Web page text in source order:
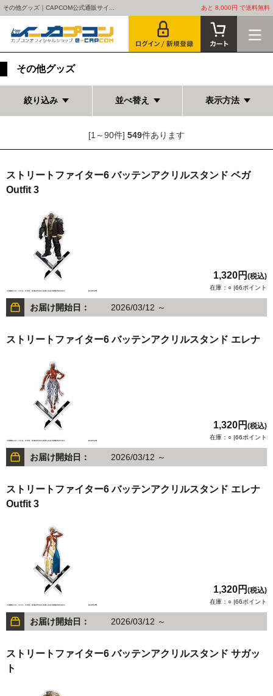
その他グッズ｜CAPCOM公式通販サイ... あと 8,000円 で送料無料
その他グッズ
絞り込み 並べ替え 表示方法
[1～90件] 549件あります
ストリートファイター6 バッテンアクリルスタンド ベガ
Outfit 3
1,320円 (税込)
在庫：○ |66ポイント
お届け開始日： 2026/03/12 ～
ストリートファイター6 バッテンアクリルスタンド エレナ
1,320円 (税込)
在庫：○ |66ポイント
お届け開始日： 2026/03/12 ～
ストリートファイター6 バッテンアクリルスタンド エレナ
Outfit 3
1,320円 (税込)
在庫：○ |66ポイント
お届け開始日： 2026/03/12 ～
ストリートファイター6 バッテンアクリルスタンド サガッ
ト